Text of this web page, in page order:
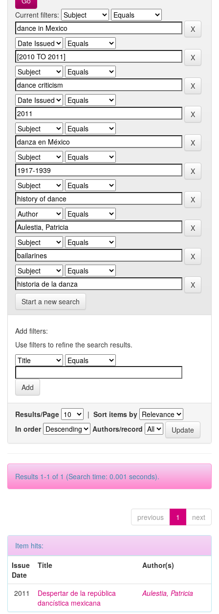
Current filters:
Start a new search
Add filters:
Use filters to refine the search results.
Results/Page | Sort items by
In order
Authors/record
Results 1-1 of 1 (Search time: 0.001 seconds).
previous 1 next
Item hits:
Issue
Date
Title Author(s)
2011
Despertar de la república
dancística mexicana
Aulestia, Patricia